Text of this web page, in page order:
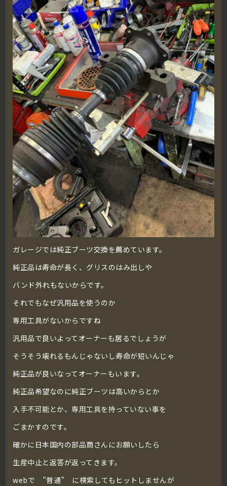
ガレージでは純正ブーツ交換を薦めています。
純正品は寿命が長く、グリスのはみ出しや
バンド外れもないからです。
それでもなぜ汎用品を使うのか
専用工具がないからですね
汎用品で良いよってオーナーも居るでしょうが
そうそう壊れるもんじゃないし寿命が短いんじゃ
純正品が良いなってオーナーもいます。
純正品希望なのに純正ブーツは高いからとか
入手不可能とか、専用工具を持っていない事を
ごまかすのです。
確かに日本国内の部品商さんにお願いしたら
生産中止と返答が返ってきます。
webで ”普通” に検索してもヒットしませんが